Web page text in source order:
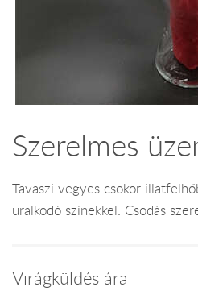
Szerelmes
Tavaszi vegyes csokor
uralkodó színekkel. Csodás
Virágküldés ára